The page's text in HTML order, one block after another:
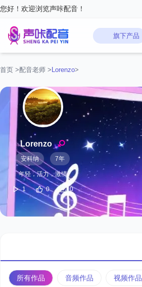
您好！欢迎浏览声咔配音！
旗下产品
首页 >配音老师 > ‌Lorenzo‌>
‌Lorenzo‌
安科纳 7年
年轻，活力，激情
1 0 0
所有作品 音频作品 视频作品